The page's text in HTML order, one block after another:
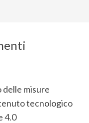
delle misure
tecnologico
4.0